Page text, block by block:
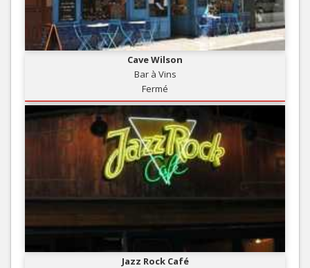
Cave Wilson
Bar à Vins
Fermé
Jazz Rock Café